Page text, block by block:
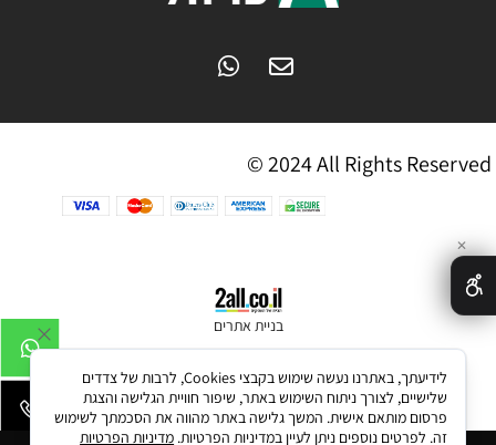
© 2024 All Rights Reserved
בניית אתרים
✕
לידיעתך, באתרנו נעשה שימוש בקבצי Cookies, לרבות של צדדים
שלישיים, לצורך ניתוח השימוש באתר, שיפור חוויית הגלישה והצגת
פרסום מותאם אישית. המשך גלישה באתר מהווה את הסכמתך לשימוש
זה. לפרטים נוספים ניתן לעיין במדיניות הפרטיות. מדיניות הפרטיות